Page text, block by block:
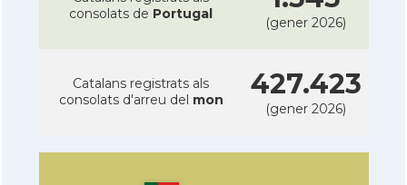
consolats de Portugal
(gener 2026)
Catalans registrats als
consolats d'arreu del mon 427.423
(gener 2026)